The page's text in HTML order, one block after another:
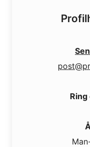
Ring